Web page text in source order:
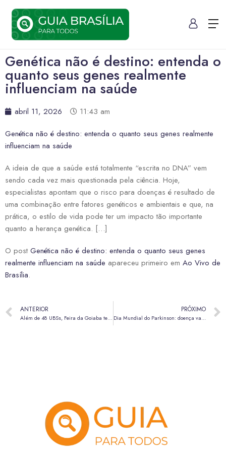
Genética não é destino: entenda o
quanto seus genes realmente
influenciam na saúde
abril 11, 2026
11:43 am
Genética não é destino: entenda o quanto seus genes realmente
influenciam na saúde
A ideia de que a saúde está totalmente “escrita no DNA” vem
sendo cada vez mais questionada pela ciência. Hoje,
especialistas apontam que o risco para doenças é resultado de
uma combinação entre fatores genéticos e ambientais e que, na
prática, o estilo de vida pode ter um impacto tão importante
quanto a herança genética. […]
O post Genética não é destino: entenda o quanto seus genes
realmente influenciam na saúde apareceu primeiro em Ao Vivo de
Brasília.
ANTERIOR
Além de 48 UBSs, Feira da Goiaba terá vacinação neste sábado (11); Carro da Vacina estará no Itapoã
PRÓXIMO
Dia Mundial do Parkinson: doença vai além dos tremores; veja outros sintomas comuns